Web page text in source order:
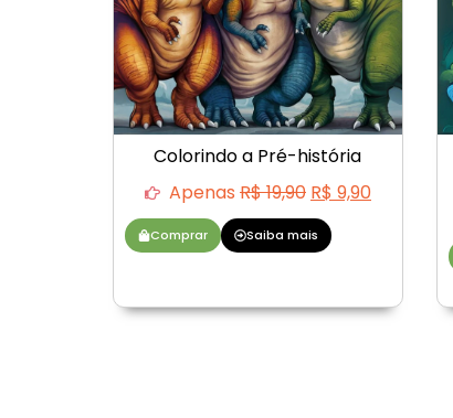
Colorindo a Pré-história
Apenas R$19,90 R$ 9,90
Comprar Saiba mais